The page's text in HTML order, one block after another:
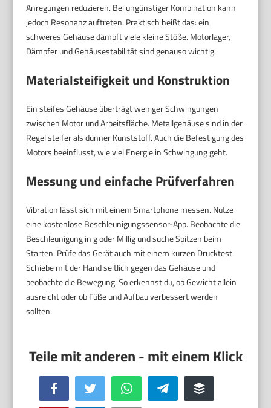
Anregungen reduzieren. Bei ungünstiger Kombination kann
jedoch Resonanz auftreten. Praktisch heißt das: ein
schweres Gehäuse dämpft viele kleine Stöße. Motorlager,
Dämpfer und Gehäusestabilität sind genauso wichtig.
Materialsteifigkeit und Konstruktion
Ein steifes Gehäuse überträgt weniger Schwingungen
zwischen Motor und Arbeitsfläche. Metallgehäuse sind in der
Regel steifer als dünner Kunststoff. Auch die Befestigung des
Motors beeinflusst, wie viel Energie in Schwingung geht.
Messung und einfache Prüfverfahren
Vibration lässt sich mit einem Smartphone messen. Nutze
eine kostenlose Beschleunigungssensor-App. Beobachte die
Beschleunigung in g oder Millig und suche Spitzen beim
Starten. Prüfe das Gerät auch mit einem kurzen Drucktest.
Schiebe mit der Hand seitlich gegen das Gehäuse und
beobachte die Bewegung. So erkennst du, ob Gewicht allein
ausreicht oder ob Füße und Aufbau verbessert werden
sollten.
Facebook Twitter WhatsApp Telegram Buffer